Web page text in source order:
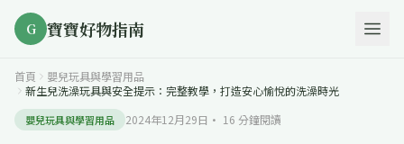
G 寶寶好物指南
首頁
嬰兒玩具與學習用品
新生兒洗澡玩具與安全提示：完整教學，打造安心愉悅的洗澡時光
嬰兒玩具與學習用品 2024年12月29日 · 16 分鐘閱讀